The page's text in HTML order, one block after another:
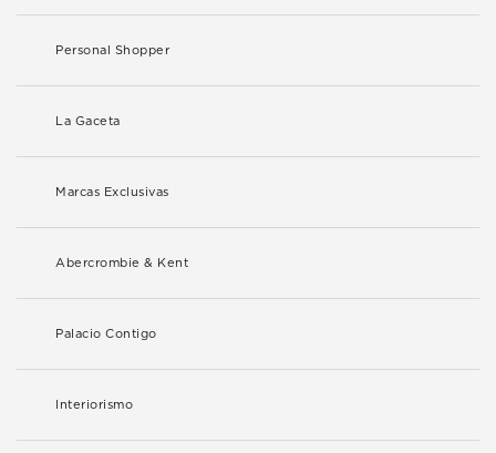
Personal Shopper
La Gaceta
Marcas Exclusivas
Abercrombie & Kent
Palacio Contigo
Interiorismo